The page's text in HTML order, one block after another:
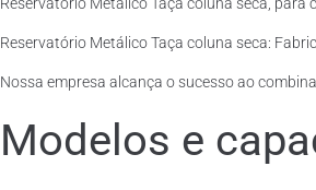
Reservatório Metálico Taça coluna seca:
Nossa empresa alcança o sucesso ao
Modelos e